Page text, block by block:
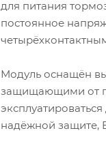
для питания
постоянное
Модуль оснащён
защищающими от
надёжной защите,